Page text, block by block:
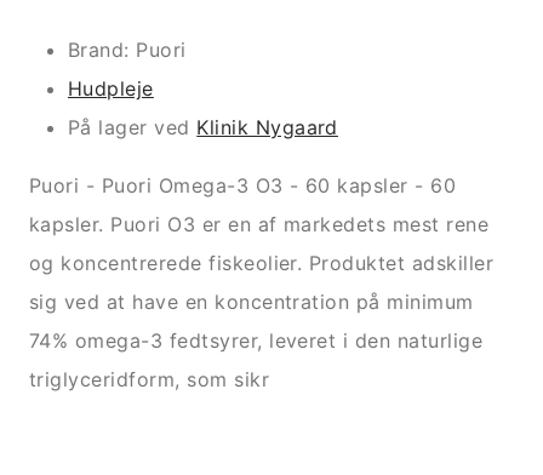
Brand: Puori
Hudpleje
På lager ved Klinik Nygaard
Puori - Puori Omega-3 O3 - 60 kapsler - 60
kapsler. Puori O3 er en af markedets mest rene
og koncentrerede fiskeolier. Produktet adskiller
sig ved at have en koncentration på minimum
74% omega-3 fedtsyrer, leveret i den naturlige
triglyceridform, som sikr